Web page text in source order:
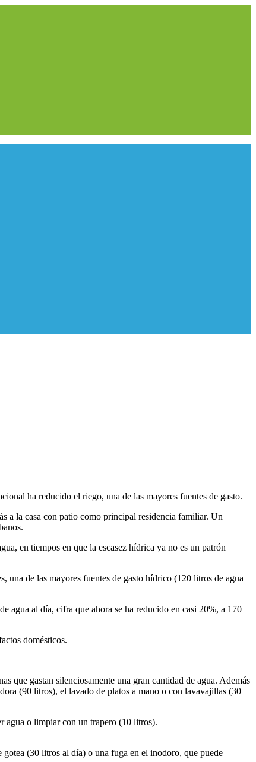
ha reducido el riego, una de las mayores fuentes de gasto.
a la casa con patio como principal residencia familiar. Un
en tiempos en que la escasez hídrica ya no es un patrón
una de las mayores fuentes de gasto hídrico (120 litros de agua
agua al día, cifra que ahora se ha reducido en casi 20%, a 170
domésticos.
que gastan silenciosamente una gran cantidad de agua. Además
(90 litros), el lavado de platos a mano o con lavavajillas (30
agua o limpiar con un trapero (10 litros).
(30 litros al día) o una fuga en el inodoro, que puede